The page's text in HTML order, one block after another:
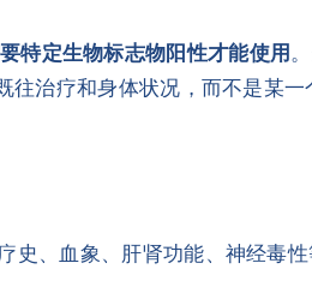
特定生物标志物阳性才能使用
治疗和身体状况，而不是某一
、血象、肝肾功能、神经毒性